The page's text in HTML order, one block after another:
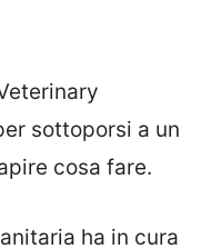
sottoporsi a un
cosa fare.
ha in cura